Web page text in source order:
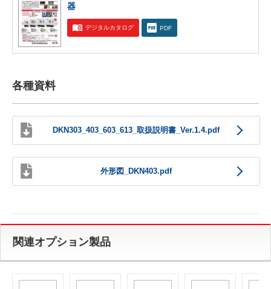
器
デジタルカタログ PDF
各種資料
DKN303_403_603_613_取扱説明書_Ver.1.4.pdf
外形図_DKN403.pdf
関連オプション製品